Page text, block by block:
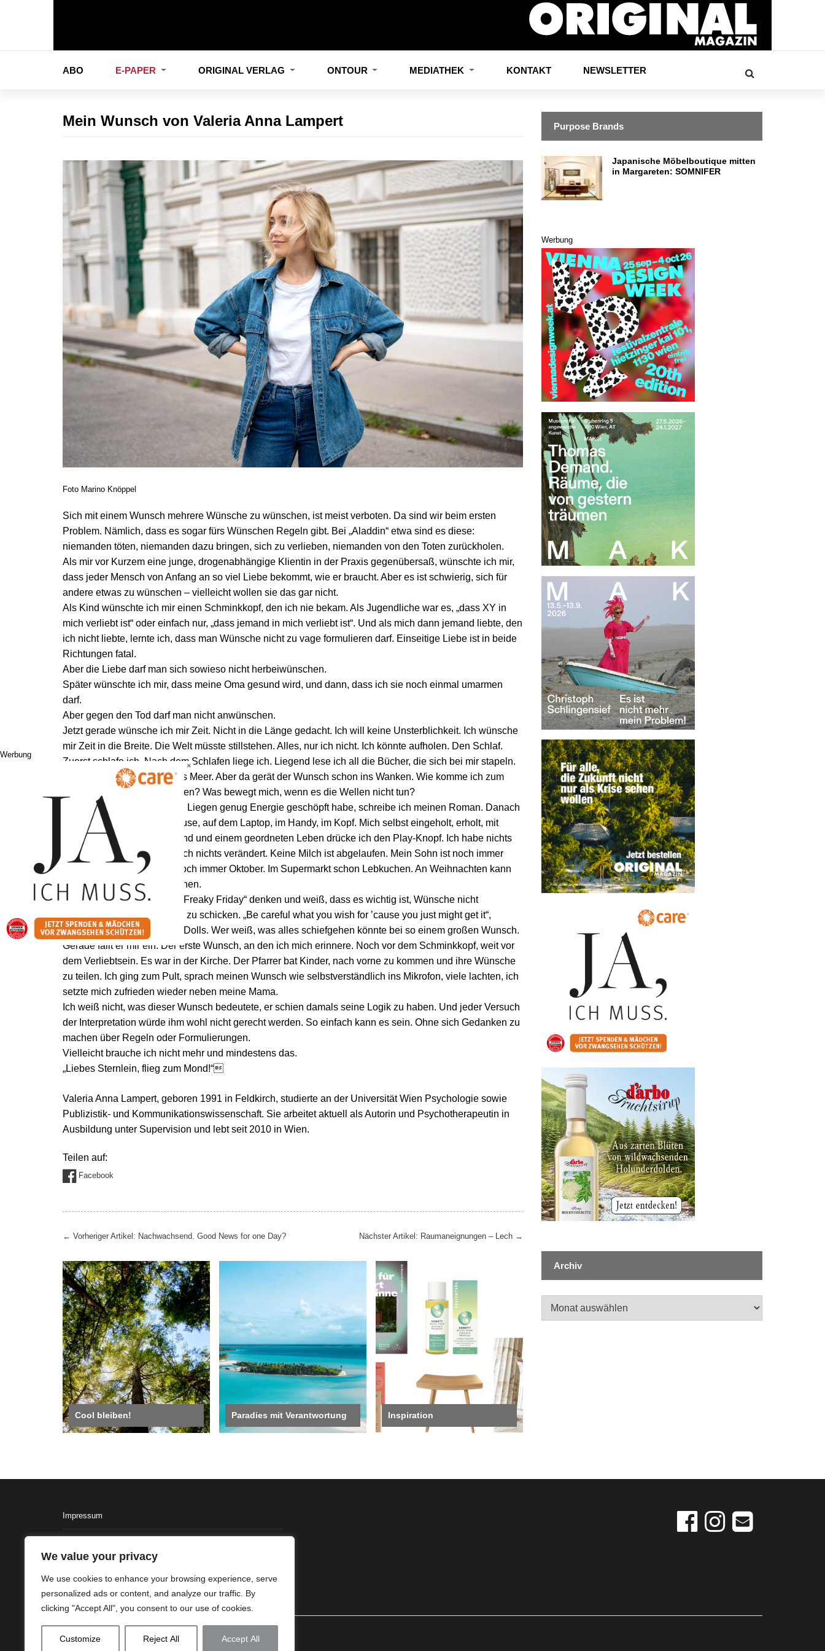
We value your privacy
We use cookies to enhance your browsing experience, serve
personalized ads or content, and analyze our traffic. By
clicking "Accept All", you consent to our use of cookies.
Customize Reject All Accept All
ABO E-PAPER ORIGINAL VERLAG ONTOUR MEDIATHEK KONTAKT NEWSLETTER
Mein Wunsch von Valeria Anna Lampert
Foto Marino Knöppel
Sich mit einem Wunsch mehrere Wünsche zu wünschen, ist meist verboten. Da sind wir beim ersten
Problem. Nämlich, dass es sogar fürs Wünschen Regeln gibt. Bei „Aladdin“ etwa sind es diese:
niemanden töten, niemanden dazu bringen, sich zu verlieben, niemanden von den Toten zurückholen.
Als mir vor Kurzem eine junge, drogenabhängige Klientin in der Praxis gegenübersaß, wünschte ich mir,
dass jeder Mensch von Anfang an so viel Liebe bekommt, wie er braucht. Aber es ist schwierig, sich für
andere etwas zu wünschen – vielleicht wollen sie das gar nicht.
Als Kind wünschte ich mir einen Schminkkopf, den ich nie bekam. Als Jugendliche war es, „dass XY in
mich verliebt ist“ oder einfach nur, „dass jemand in mich verliebt ist“. Und als mich dann jemand liebte, den
ich nicht liebte, lernte ich, dass man Wünsche nicht zu vage formulieren darf. Einseitige Liebe ist in beide
Richtungen fatal.
Aber die Liebe darf man sich sowieso nicht herbeiwünschen.
Später wünschte ich mir, dass meine Oma gesund wird, und dann, dass ich sie noch einmal umarmen
darf.
Aber gegen den Tod darf man nicht anwünschen.
Jetzt gerade wünsche ich mir Zeit. Nicht in die Länge gedacht. Ich will keine Unsterblichkeit. Ich wünsche
mir Zeit in die Breite. Die Welt müsste stillstehen. Alles, nur ich nicht. Ich könnte aufholen. Den Schlaf.
Zuerst schlafe ich. Nach dem Schlafen liege ich. Liegend lese ich all die Bücher, die sich bei mir stapeln.
Dazwischen schaue ich aufs Meer. Aber da gerät der Wunsch schon ins Wanken. Wie komme ich zum
Meer, wenn keine Züge fahren? Was bewegt mich, wenn es die Wellen nicht tun?
Wenn ich vom Schlafen und Liegen genug Energie geschöpft habe, schreibe ich meinen Roman. Danach
schaffe ich Ordnung. Zu Hause, auf dem Laptop, im Handy, im Kopf. Mich selbst eingeholt, erholt, mit
einem Manuskript in der Hand und einem geordneten Leben drücke ich den Play-Knopf. Ich habe nichts
verpasst. Auf der Welt hat sich nichts verändert. Keine Milch ist abgelaufen. Mein Sohn ist noch immer
bald zwei Jahre alt. Es ist noch immer Oktober. Im Supermarkt schon Lebkuchen. An Weihnachten kann
ich mir wieder etwas wünschen.
Man muss nur an den Film „Freaky Friday“ denken und weiß, dass es wichtig ist, Wünsche nicht
gedankenlos ins Universum zu schicken. „Be careful what you wish for ’cause you just might get it“,
sangen auch The Pussycat Dolls. Wer weiß, was alles schiefgehen könnte bei so einem großen Wunsch.
Gerade fällt er mir ein. Der erste Wunsch, an den ich mich erinnere. Noch vor dem Schminkkopf, weit vor
dem Verliebtsein. Es war in der Kirche. Der Pfarrer bat Kinder, nach vorne zu kommen und ihre Wünsche
zu teilen. Ich ging zum Pult, sprach meinen Wunsch wie selbstverständlich ins Mikrofon, viele lachten, ich
setzte mich zufrieden wieder neben meine Mama.
Ich weiß nicht, was dieser Wunsch bedeutete, er schien damals seine Logik zu haben. Und jeder Versuch
der Interpretation würde ihm wohl nicht gerecht werden. So einfach kann es sein. Ohne sich Gedanken zu
machen über Regeln oder Formulierungen.
Vielleicht brauche ich nicht mehr und mindestens das.
„Liebes Sternlein, flieg zum Mond!“
Valeria Anna Lampert, geboren 1991 in Feldkirch, studierte an der Universität Wien Psychologie sowie
Publizistik- und Kommunikationswissenschaft. Sie arbeitet aktuell als Autorin und Psychotherapeutin in
Ausbildung unter Supervision und lebt seit 2010 in Wien.
Teilen auf:
Facebook
← Vorheriger Artikel: Nachwachsend. Good News for one Day? Nächster Artikel: Raumaneignungen – Lech →
Cool bleiben! Paradies mit Verantwortung Inspiration
Purpose Brands
Japanische Möbelboutique mitten
in Margareten: SOMNIFER
Werbung
Archiv
Impressum
Werbung
×